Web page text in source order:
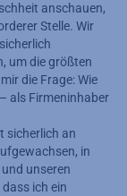
anschauen,
Stelle. Wir
um die größten
die Frage: Wie
als Firmeninhaber
sicherlich an
in
unseren
ich ein